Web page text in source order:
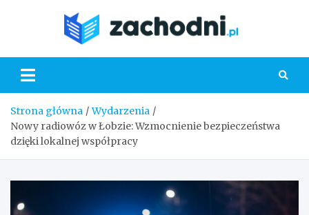
Strona główna
Wydarzenia
Nowy radiowóz w Łobzie: Wzmocnienie bezpieczeństwa
dzięki lokalnej współpracy